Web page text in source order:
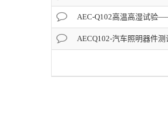
AEC-Q102高温高湿试验
AECQ102-汽车照明器件测